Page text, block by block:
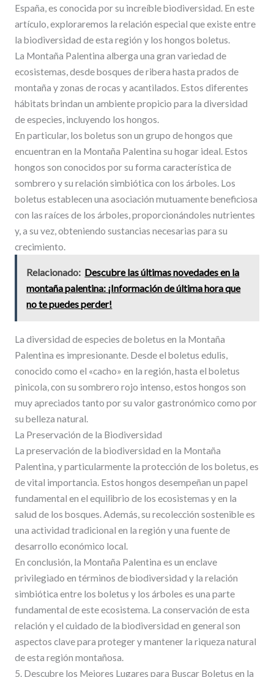
España, es conocida por su increíble biodiversidad. En este
artículo, exploraremos la relación especial que existe entre
la biodiversidad de esta región y los hongos boletus.
La Montaña Palentina alberga una gran variedad de
ecosistemas, desde bosques de ribera hasta prados de
montaña y zonas de rocas y acantilados. Estos diferentes
hábitats brindan un ambiente propicio para la diversidad
de especies, incluyendo los hongos.
En particular, los boletus son un grupo de hongos que
encuentran en la Montaña Palentina su hogar ideal. Estos
hongos son conocidos por su forma característica de
sombrero y su relación simbiótica con los árboles. Los
boletus establecen una asociación mutuamente beneficiosa
con las raíces de los árboles, proporcionándoles nutrientes
y, a su vez, obteniendo sustancias necesarias para su
crecimiento.
Relacionado: Descubre las últimas novedades en la
montaña palentina: ¡Información de última hora que
no te puedes perder!
La diversidad de especies de boletus en la Montaña
Palentina es impresionante. Desde el boletus edulis,
conocido como el «cacho» en la región, hasta el boletus
pinicola, con su sombrero rojo intenso, estos hongos son
muy apreciados tanto por su valor gastronómico como por
su belleza natural.
La Preservación de la Biodiversidad
La preservación de la biodiversidad en la Montaña
Palentina, y particularmente la protección de los boletus, es
de vital importancia. Estos hongos desempeñan un papel
fundamental en el equilibrio de los ecosistemas y en la
salud de los bosques. Además, su recolección sostenible es
una actividad tradicional en la región y una fuente de
desarrollo económico local.
En conclusión, la Montaña Palentina es un enclave
privilegiado en términos de biodiversidad y la relación
simbiótica entre los boletus y los árboles es una parte
fundamental de este ecosistema. La conservación de esta
relación y el cuidado de la biodiversidad en general son
aspectos clave para proteger y mantener la riqueza natural
de esta región montañosa.
5. Descubre los Mejores Lugares para Buscar Boletus en la